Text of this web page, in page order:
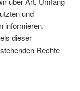
und
informieren.
dieser
Rechte